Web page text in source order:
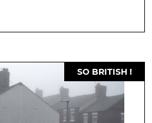
SO BRITISH !